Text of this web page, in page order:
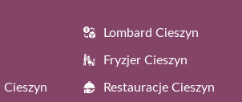
Lombard Cieszyn
Fryzjer Cieszyn
Restauracje Cieszyn